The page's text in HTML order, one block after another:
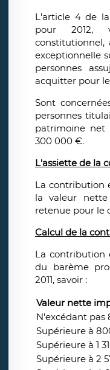
L'article 4 de
pour 2012,
constitutionnel,
exceptionnelle
personnes
acquitter pour le
Sont
personnes
patrimoine net
300 000 €.
L'assiette de la
La contribution
la valeur
retenue pour le
Calcul de la
La contribution
du barème
2011, savoir :
Valeur nette
N'excédant
Supérieure à
Supérieure à 1
Supérieure à 2